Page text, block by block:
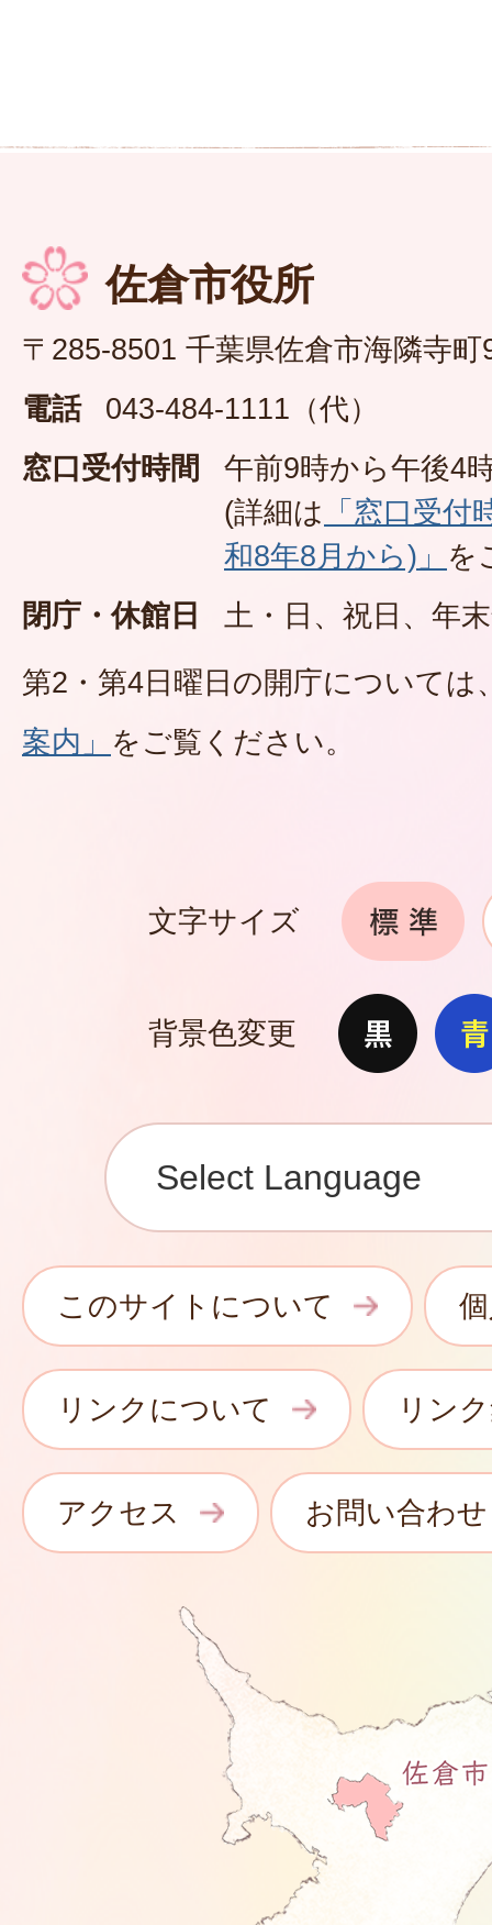
佐倉市役所
〒285-8501 千葉県佐倉市海隣寺町
電話
043-484-1111（代）
窓口受付時間
午前9時から午後4
(詳細は 「窓口受
和8年8月から)」 を
閉庁・休館日
土・日、祝日、年
第2・第4日曜日の開庁については
案内」 をご覧ください。
文字サイズ
背景色変更
このサイトについて
リンクについて リン
アクセス お問い合わせ